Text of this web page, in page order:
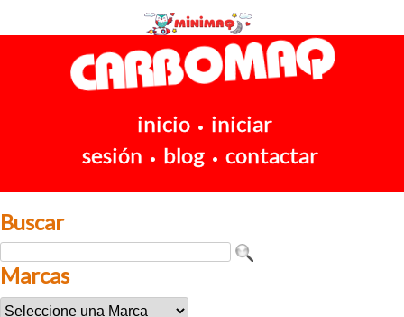
inicio • iniciar
sesión • blog • contactar
Buscar
Marcas